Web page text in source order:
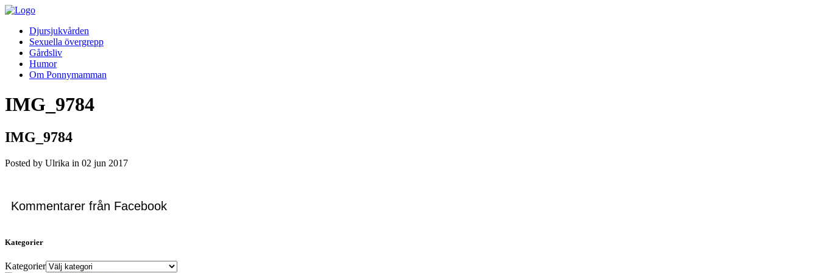
Djursjukvården
Sexuella övergrepp
Gårdsliv
Humor
Om Ponnymamman
IMG_9784
IMG_9784
Posted by Ulrika in 02 jun 2017
Kommentarer från Facebook
Kategorier
Kategorier